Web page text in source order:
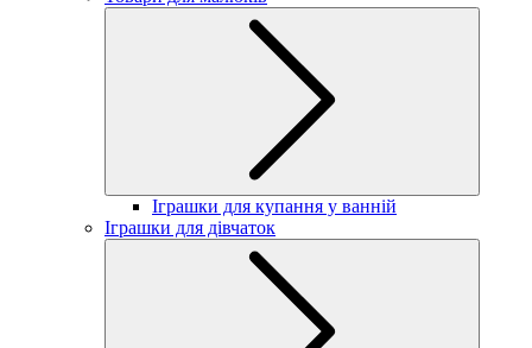
Іграшки для купання у ванній
Іграшки для дівчаток